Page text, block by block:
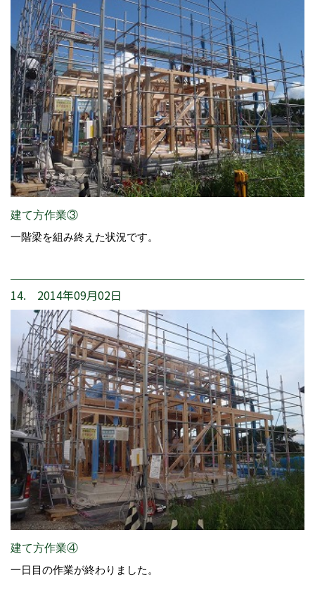
建て方作業③
一階梁を組み終えた状況です。
14. 2014年09月02日
建て方作業④
一日目の作業が終わりました。